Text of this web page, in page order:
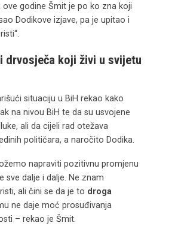
ove godine Šmit je po ko zna koji
Dodikove izjave, pa je upitao i
drvosječa koji živi u svijetu
situaciju u BiH rekao kako
na nivou BiH te da su usvojene
ali da cijeli rad otežava
političara, a naročito Dodika.
napraviti pozitivnu promjenu
sve dalje i dalje. Ne znam
ali čini se da je to droga
ne daje moć prosuđivanja
– rekao je Šmit.